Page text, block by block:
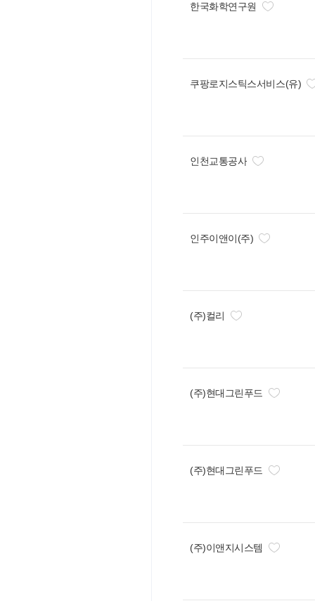
한국화학연구원
쿠팡로지스틱스서비스(유)
인천교통공사
인주이앤이(주)
(주)컬리
(주)현대그린푸드
(주)현대그린푸드
(주)이앤지시스템